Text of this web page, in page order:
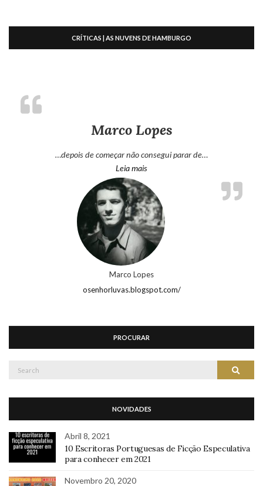
CRÍTICAS | AS NUVENS DE HAMBURGO
Marco Lopes
…depois de começar não consegui parar de…
Leia mais“Marco Lopes”
Marco Lopes
osenhorluvas.blogspot.com/
PROCURAR
Search
NOVIDADES
Abril 8, 2021
10 Escritoras Portuguesas de Ficção Especulativa
para conhecer em 2021
Novembro 20, 2020